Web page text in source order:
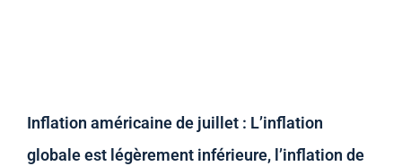
Inflation américaine de juillet : L’inflation
globale est légèrement inférieure, l’inflation de